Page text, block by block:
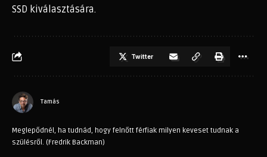
SSD kiválasztására.
Twitter
Tamás
Meglepődnél, ha tudnád, hogy felnőtt férfiak milyen keveset tudnak a
szülésről. (Fredrik Backman)